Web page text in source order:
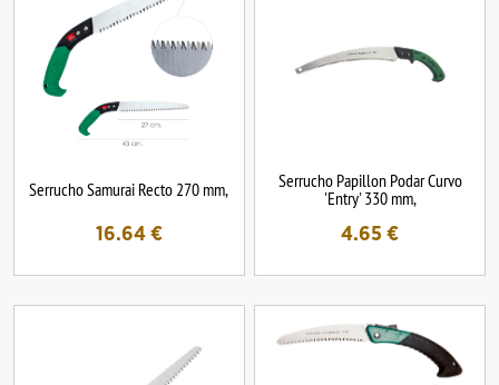
Serrucho Samurai Recto 270 mm,
16.64€
Serrucho Papillon Podar Curvo
'Entry' 330 mm,
4.65 €